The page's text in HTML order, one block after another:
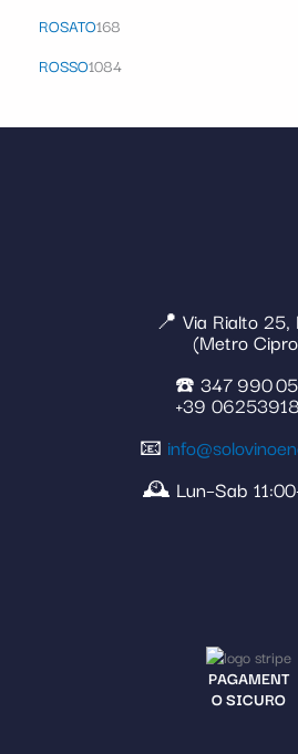
ROSATO168
ROSSO1084
📍 Via Rialto 25,
(Metro
☎️ 347 990
+39
📧
🕰️ Lun–Sab
PAGAMENT
O SICURO